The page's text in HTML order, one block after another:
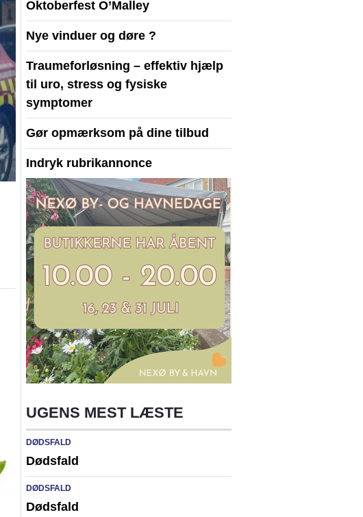
Oktoberfest O’Malley
Nye vinduer og døre ?
Traumeforløsning – effektiv hjælp
til uro, stress og fysiske
symptomer
Gør opmærksom på dine tilbud
Indryk rubrikannonce
UGENS MEST LÆSTE
DØDSFALD
Dødsfald
DØDSFALD
Dødsfald